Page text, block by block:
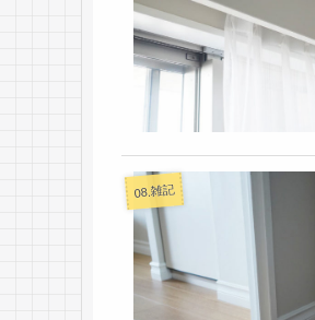
08.雑記